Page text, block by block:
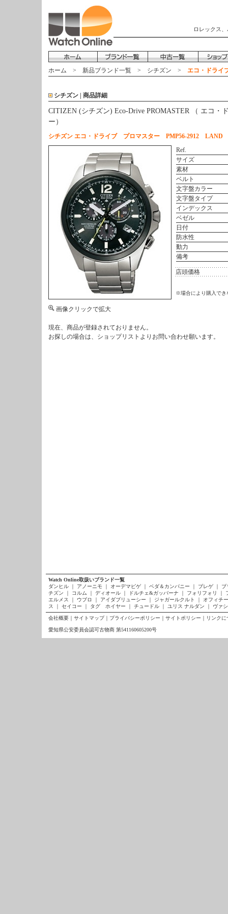
ロレックス
ホーム > 新品ブランド一覧 > シチズン > エコ・ドライ
シチズン | 商品詳細
CITIZEN (シチズン) Eco-Drive PROMASTER （ エコ
ー）
シチズン エコ・ドライブ プロマスター PMP56-2912 LAND
画像クリックで拡大
Ref.
サイズ
素材
ベルト
文字盤カラー
文字盤タイプ
インデックス
ベゼル
日付
防水性
動力
備考
店頭価格
※場合により購入でき
現在、商品が登録されておりません。
お探しの場合は、 ショップリスト よりお問い合わせ願います。
Watch Online取扱いブランド一覧
ダンヒル
｜ アノーニモ ｜ オーデマピゲ ｜ ベダ＆カンパニー ｜ ブレゲ ｜
ブ
チズン
｜ コルム ｜ ディオール ｜ ドルチェ&ガッバーナ ｜ フォリフォリ ｜
エルメス
｜ ウブロ ｜ アイダブリューシー ｜ ジャガールクルト ｜
オフィチ
ス
｜ セイコー ｜ タグ ホイヤー ｜ チュードル ｜ ユリス ナルダン ｜ ヴァ
会社概要 ｜ サイトマップ｜ プライバシーポリシー ｜ サイトポリシー ｜ リンクに
愛知県公安委員会認可古物商 第541160605200号